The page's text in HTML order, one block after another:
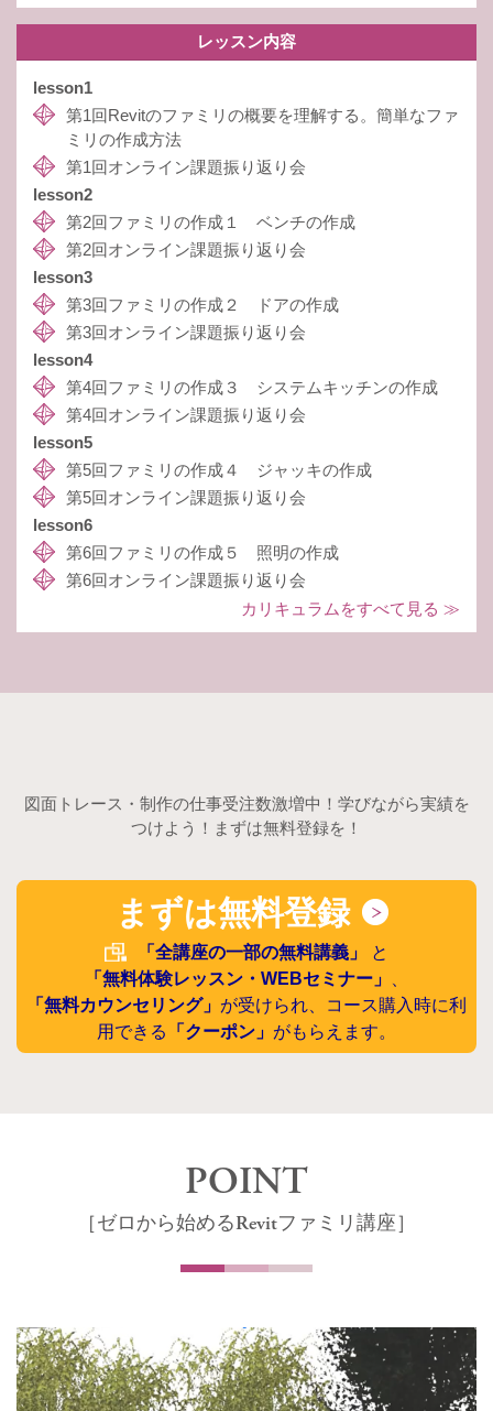
レッスン内容
lesson1
第1回Revitのファミリの概要を理解する。簡単なファ
ミリの作成方法
第1回オンライン課題振り返り会
lesson2
第2回ファミリの作成１ ベンチの作成
第2回オンライン課題振り返り会
lesson3
第3回ファミリの作成２ ドアの作成
第3回オンライン課題振り返り会
lesson4
第4回ファミリの作成３ システムキッチンの作成
第4回オンライン課題振り返り会
lesson5
第5回ファミリの作成４ ジャッキの作成
第5回オンライン課題振り返り会
lesson6
第6回ファミリの作成５ 照明の作成
第6回オンライン課題振り返り会
カリキュラムをすべて見る ≫
図面トレース・制作の仕事受注数激増中！学びながら実績を
つけよう！まずは無料登録を！
まずは無料登録
「全講座の一部の無料講義」
と
「無料体験レッスン・WEBセミナー」
「無料カウンセリング」 が受けられ、コース購入時に利
用できる
「クーポン」 がもらえます。
POINT
［ゼロから始めるRevitファミリ講座］